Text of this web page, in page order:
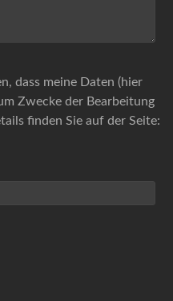
dass meine Daten (hier
Zwecke der Bearbeitung
finden Sie auf der Seite: